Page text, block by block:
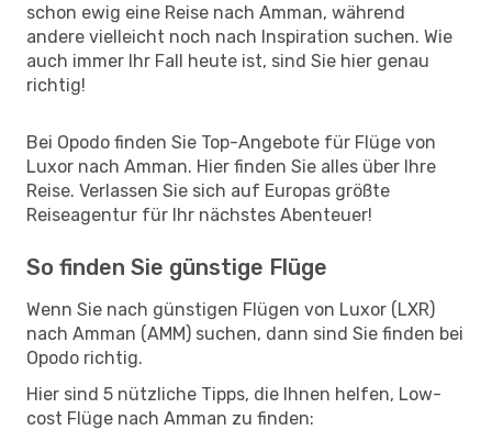
schon ewig eine Reise nach Amman, während
andere vielleicht noch nach Inspiration suchen. Wie
auch immer Ihr Fall heute ist, sind Sie hier genau
richtig!
Bei Opodo finden Sie Top-Angebote für Flüge von
Luxor nach Amman. Hier finden Sie alles über Ihre
Reise. Verlassen Sie sich auf Europas größte
Reiseagentur für Ihr nächstes Abenteuer!
So finden Sie günstige Flüge
Wenn Sie nach günstigen Flügen von Luxor (LXR)
nach Amman (AMM) suchen, dann sind Sie finden bei
Opodo richtig.
Hier sind 5 nützliche Tipps, die Ihnen helfen, Low-
cost Flüge nach Amman zu finden: